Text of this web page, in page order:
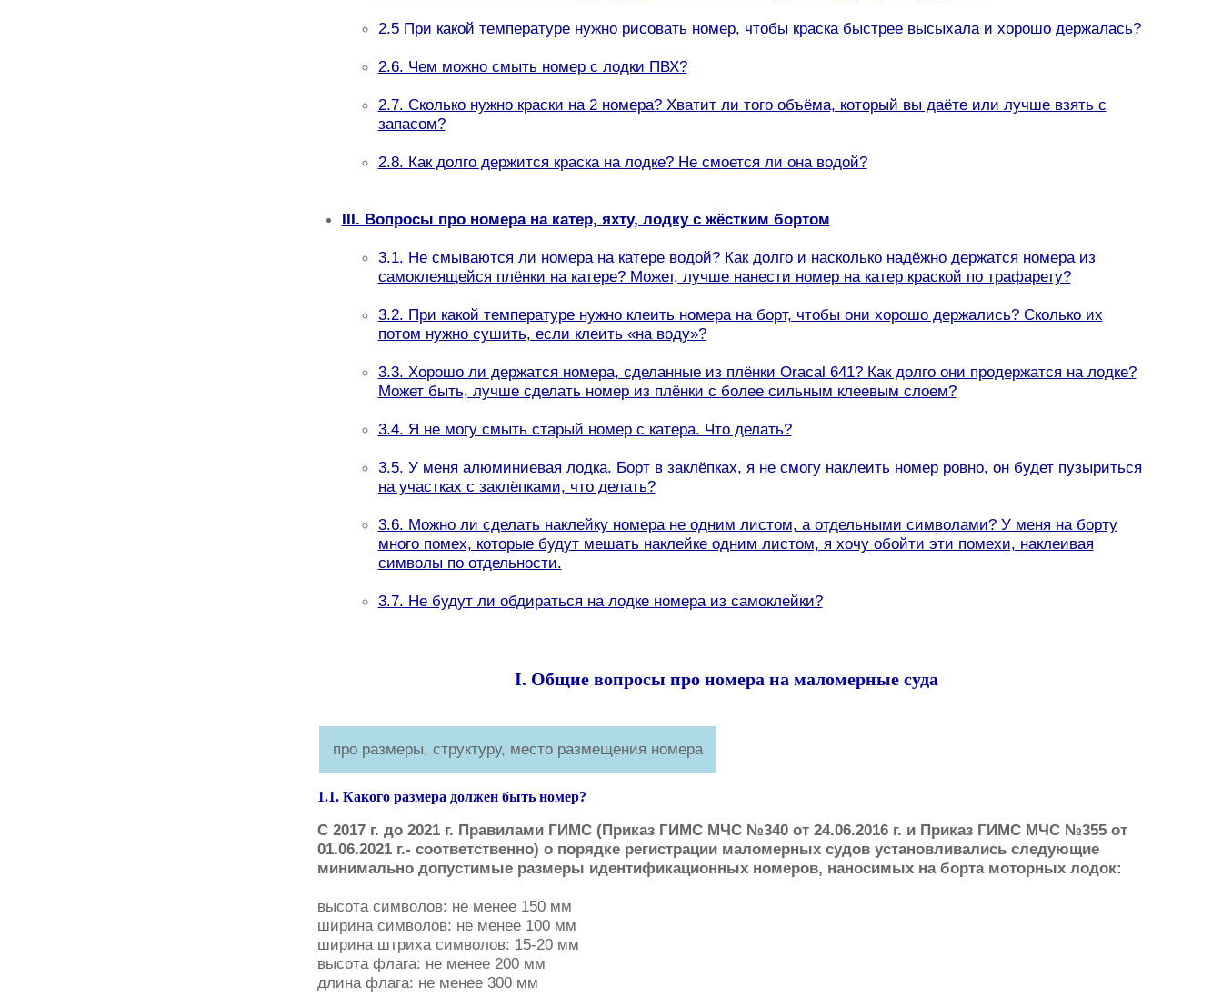
2.5 При какой температуре нужно рисовать номер, чтобы краска быстрее высыхала и хорошо держалась?
2.6. Чем можно смыть номер с лодки ПВХ?
2.7. Сколько нужно краски на 2 номера? Хватит ли того объёма, который вы даёте или лучше взять с
запасом?
2.8. Как долго держится краска на лодке? Не смоется ли она водой?
III. Вопросы про номера на катер, яхту, лодку с жёстким бортом
3.1. Не смываются ли номера на катере водой? Как долго и насколько надёжно держатся номера из
самоклеящейся плёнки на катере? Может, лучше нанести номер на катер краской по трафарету?
3.2. При какой температуре нужно клеить номера на борт, чтобы они хорошо держались? Сколько их
потом нужно сушить, если клеить «на воду»?
3.3. Хорошо ли держатся номера, сделанные из плёнки Oracal 641? Как долго они продержатся на лодке?
Может быть, лучше сделать номер из плёнки с более сильным клеевым слоем?
3.4. Я не могу смыть старый номер с катера. Что делать?
3.5. У меня алюминиевая лодка. Борт в заклёпках, я не смогу наклеить номер ровно, он будет пузыриться
на участках с заклёпками, что делать?
3.6. Можно ли сделать наклейку номера не одним листом, а отдельными символами? У меня на борту
много помех, которые будут мешать наклейке одним листом, я хочу обойти эти помехи, наклеивая
символы по отдельности.
3.7. Не будут ли обдираться на лодке номера из самоклейки?
I. Общие вопросы про номера на маломерные суда
про размеры, структуру, место размещения номера
1.1. Какого размера должен быть номер?
С 2017 г. до 2021 г. Правилами ГИМС (Приказ ГИМС МЧС №340 от 24.06.2016 г. и Приказ ГИМС МЧС №355 от
01.06.2021 г.- соответственно) о порядке регистрации маломерных судов установливались следующие
минимально допустимые размеры идентификационных номеров, наносимых на борта моторных лодок:
высота символов: не менее 150 мм
ширина символов: не менее 100 мм
ширина штриха символов: 15-20 мм
высота флага: не менее 200 мм
длина флага: не менее 300 мм